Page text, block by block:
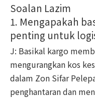
Soalan Lazim
1. Mengapakah
penting untuk
J: Basikal kargo
mengurangkan kos
dalam Zon Sifar
penghantaran dan